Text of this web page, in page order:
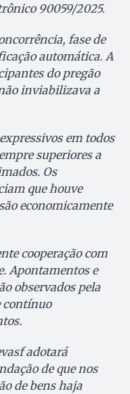
90059/2025.
fase de
automática. A
do pregão
inviabilizava a
em todos
superiores a
Os
que houve
economicamente
cooperação com
Apontamentos e
observados pela
contínuo
adotará
de que nos
de bens haja